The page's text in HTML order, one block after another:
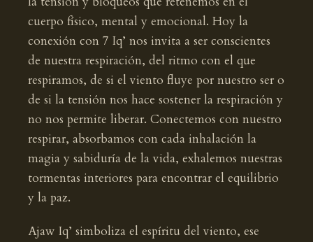
cuerpo físico, mental y emocional. Hoy la
conexión con 7 Iq’ nos invita a ser conscientes
de nuestra respiración, del ritmo con el que
respiramos, de si el viento fluye por nuestro ser o
de si la tensión nos hace sostener la respiración y
no nos permite liberar. Conectemos con nuestro
respirar, absorbamos con cada inhalación la
magia y sabiduría de la vida, exhalemos nuestras
tormentas interiores para encontrar el equilibrio
y la paz.
Ajaw Iq’ simboliza el espíritu del viento, ese